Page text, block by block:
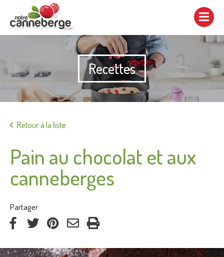
Afficher/cacher
navigation
Recettes
Retour à la liste
Pain au chocolat et aux
canneberges
Partager:
FacebookTwitterPinterestcourriel